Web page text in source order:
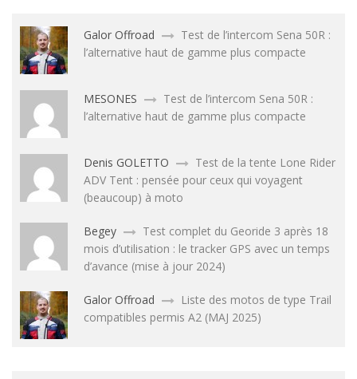
Galor Offroad
Test de l’intercom Sena 50R :
l’alternative haut de gamme plus compacte
MESONES
Test de l’intercom Sena 50R :
l’alternative haut de gamme plus compacte
Denis GOLETTO
Test de la tente Lone Rider
ADV Tent : pensée pour ceux qui voyagent
(beaucoup) à moto
Begey
Test complet du Georide 3 après 18
mois d’utilisation : le tracker GPS avec un temps
d’avance (mise à jour 2024)
Galor Offroad
Liste des motos de type Trail
compatibles permis A2 (MAJ 2025)